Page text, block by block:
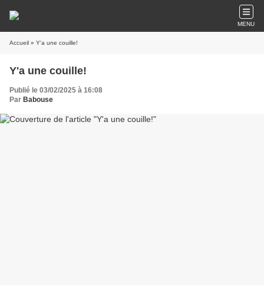
MENU
Accueil » Y'a une couille!
Y'a une couille!
Publié le 03/02/2025 à 16:08
Par Babouse